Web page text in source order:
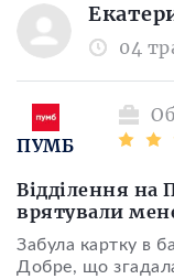
04
ПУМБ
Відділення на
врятували
Забула картку в
Добре, що